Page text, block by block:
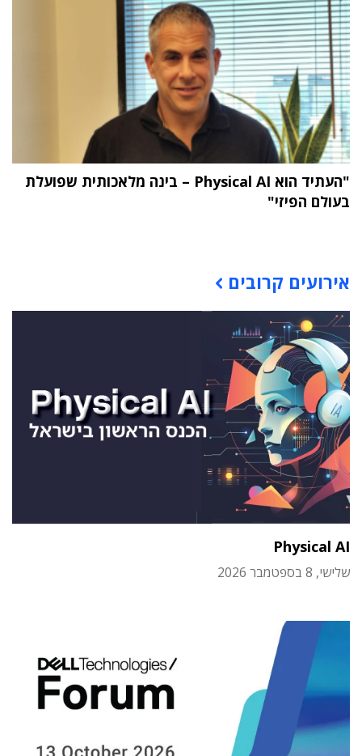
"העתיד הוא Physical AI – בינה מלאכותית שפועלת
בעולם הפיזי"
אירועים קרובים
Physical AI
שלישי, 8 בספטמבר 2026